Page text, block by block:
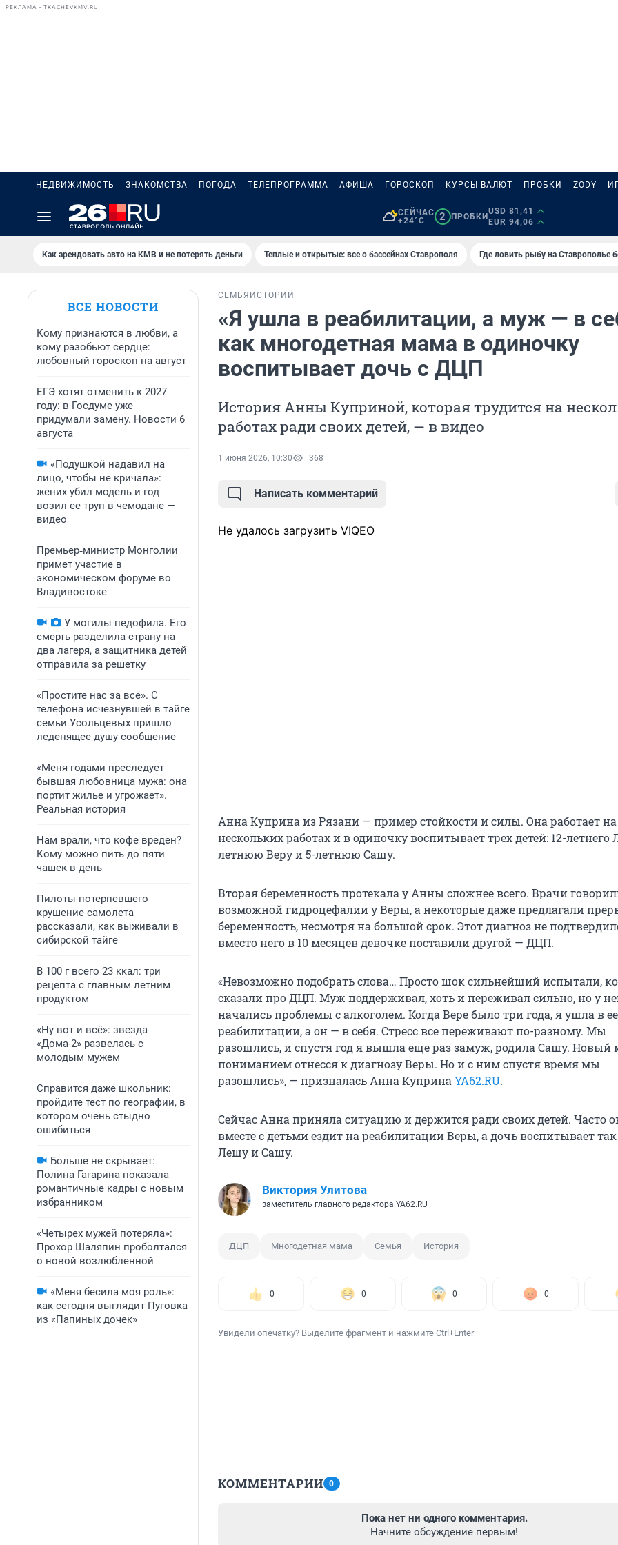
РЕКЛАМА • TKACHEVKMV.RU
НЕДВИЖИМОСТЬ ЗНАКОМСТВА ПОГОДА ТЕЛЕПРОГРАММА АФИША ГОРОСКОП КУРСЫ ВАЛЮТ ПРОБКИ ZODY
СЕЙЧАС
+24°C
2 ПРОБКИ
USD 81,41
EUR 94,06
Как арендовать авто на КМВ и не потерять деньги Теплые и открытые: все о бассейнах Ставрополя Где ловить рыбу на Ставрополье
ВСЕ НОВОСТИ
Кому признаются в любви, а
кому разобьют сердце:
любовный гороскоп на август
ЕГЭ хотят отменить к 2027
году: в Госдуме уже
придумали замену. Новости 6
августа
«Подушкой надавил на
лицо, чтобы не кричала»:
жених убил модель и год
возил ее труп в чемодане —
видео
Премьер‑министр Монголии
примет участие в
экономическом форуме во
Владивостоке
У могилы педофила. Его
смерть разделила страну на
два лагеря, а защитника детей
отправила за решетку
«Простите нас за всё». С
телефона исчезнувшей в тайге
семьи Усольцевых пришло
леденящее душу сообщение
«Меня годами преследует
бывшая любовница мужа: она
портит жилье и угрожает».
Реальная история
Нам врали, что кофе вреден?
Кому можно пить до пяти
чашек в день
Пилоты потерпевшего
крушение самолета
рассказали, как выживали в
сибирской тайге
В 100 г всего 23 ккал: три
рецепта с главным летним
продуктом
«Ну вот и всё»: звезда
«Дома-2» развелась с
молодым мужем
Справится даже школьник:
пройдите тест по географии, в
котором очень стыдно
ошибиться
Больше не скрывает:
Полина Гагарина показала
романтичные кадры с новым
избранником
«Четырех мужей потеряла»:
Прохор Шаляпин проболтался
о новой возлюбленной
«Меня бесила моя роль»:
как сегодня выглядит Пуговка
из «Папиных дочек»
СЕМЬЯ ИСТОРИИ
«Я ушла в реабилитации, а муж — в
как многодетная мама в одиночку
воспитывает дочь с ДЦП
История Анны Куприной, которая трудится на
работах ради своих детей, — в видео
1 июня 2026, 10:30 368
Написать комментарий
Не удалось загрузить VIQEO
Анна Куприна из Рязани — пример стойкости и силы. Она работает на
нескольких работах и в одиночку воспитывает трех детей: 12-летнего
летнюю Веру и 5-летнюю Сашу.
Вторая беременность протекала у Анны сложнее всего. Врачи
возможной гидроцефалии у Веры, а некоторые даже предлагали
беременность, несмотря на большой срок. Этот диагноз не
вместо него в 10 месяцев девочке поставили другой — ДЦП.
«Невозможно подобрать слова… Просто шок сильнейший испытали,
сказали про ДЦП. Муж поддерживал, хоть и переживал сильно, но у
начались проблемы с алкоголем. Когда Вере было три года, я ушла в ее
реабилитации, а он — в себя. Стресс все переживают по-разному. Мы
разошлись, и спустя год я вышла еще раз замуж, родила Сашу. Новый
пониманием отнесся к диагнозу Веры. Но и с ним спустя время мы
разошлись», — призналась Анна Куприна YA62.RU.
Сейчас Анна приняла ситуацию и держится ради своих детей. Часто
вместе с детьми ездит на реабилитации Веры, а дочь воспитывает
Лешу и Сашу.
Виктория Улитова
заместитель главного редактора YA62.RU
ДЦП Многодетная мама Семья История
0 0 0 0
Увидели опечатку? Выделите фрагмент и нажмите Ctrl+Enter
КОММЕНТАРИИ 0
Пока нет ни одного комментария.
Начните обсуждение первым!